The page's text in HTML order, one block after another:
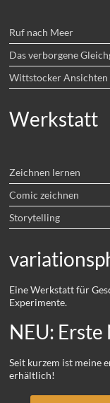
Ruf nach Meer
Das verborgene
Wittstocker Ansichten
Werkstatt
Zeichnen lernen
Comic zeichnen
Storytelling
Eine Werkstatt für
Experimente.
NEU:
Seit kurzem ist meine
erhältlich!